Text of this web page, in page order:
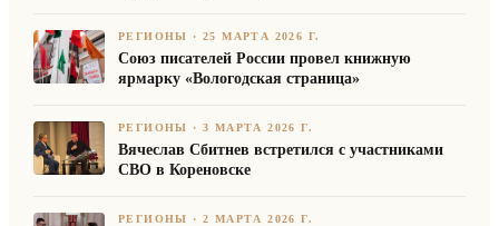
РЕГИОНЫ ·25 МАРТА 2026 Г.
Союз писателей России провел книжную
ярмарку «Вологодская страница»
РЕГИОНЫ ·3 МАРТА 2026 Г.
Вячеслав Сбитнев встретился с участниками
СВО в Кореновске
РЕГИОНЫ ·2 МАРТА 2026 Г.